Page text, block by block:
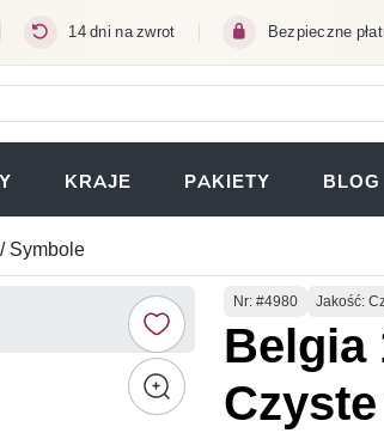
14 dni na zwrot Bezpieczne
W NOWEJ KARCIE)
KRAJE PAKIETY BLOG
Symbole
Numer
Nr: #4980 Jakość:
Belgia